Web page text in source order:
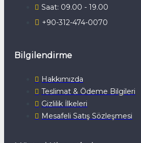
Saat: 09.00 - 19.00
+90-312-474-0070
Bilgilendirme
Hakkımızda
Teslimat & Ödeme Bilgileri
Gizlilik İlkeleri
Mesafeli Satış Sözleşmesi